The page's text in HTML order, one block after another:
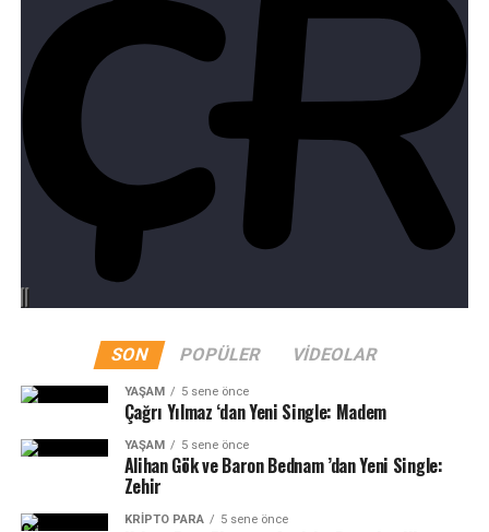
SON POPÜLER VIDEOLAR
YAŞAM 5 sene önce
Çağrı Yılmaz ‘dan Yeni Single: Madem
YAŞAM 5 sene önce
Alihan Gök ve Baron Bednam ’dan Yeni Single:
Zehir
KRIPTO PARA 5 sene önce